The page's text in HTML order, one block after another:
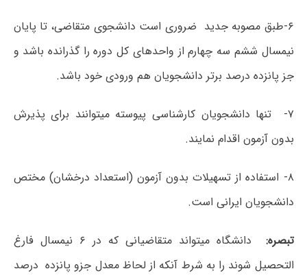
۶-طبق مصوبه جدید ضروری است دانشجوی متقاضی، تا پایان
نیمسال ششم سه چهارم از واحدهای کل دوره را گذرانده باشد و
جز پانزده درصد برتر دانشجویان هم ورودی خود باشد.
۷- تنها دانشجویان کارشناسی پیوسته می‎توانند برای پذیرش
بدون آزمون اقدام نمایند.
۸- استفاده از تسهیلات بدون آزمون (استعداد درخشان) مختص
دانشجویان ایرانی است.
تبصره:
دانشگاه می‎تواند متقاضیانی که در ۶ نیمسال فارغ
التحصیل شوند را به شرط آنکه از لحاظ معدل جزو پانزده درصد